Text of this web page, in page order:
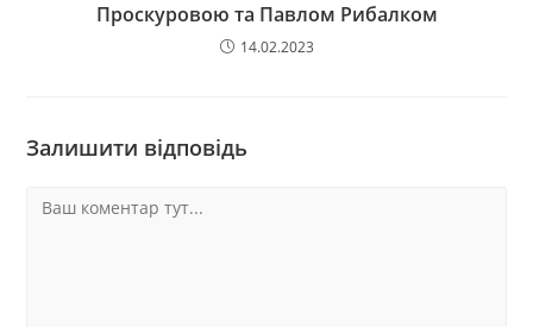
Проскуровою та Павлом Рибалком
14.02.2023
Залишити відповідь